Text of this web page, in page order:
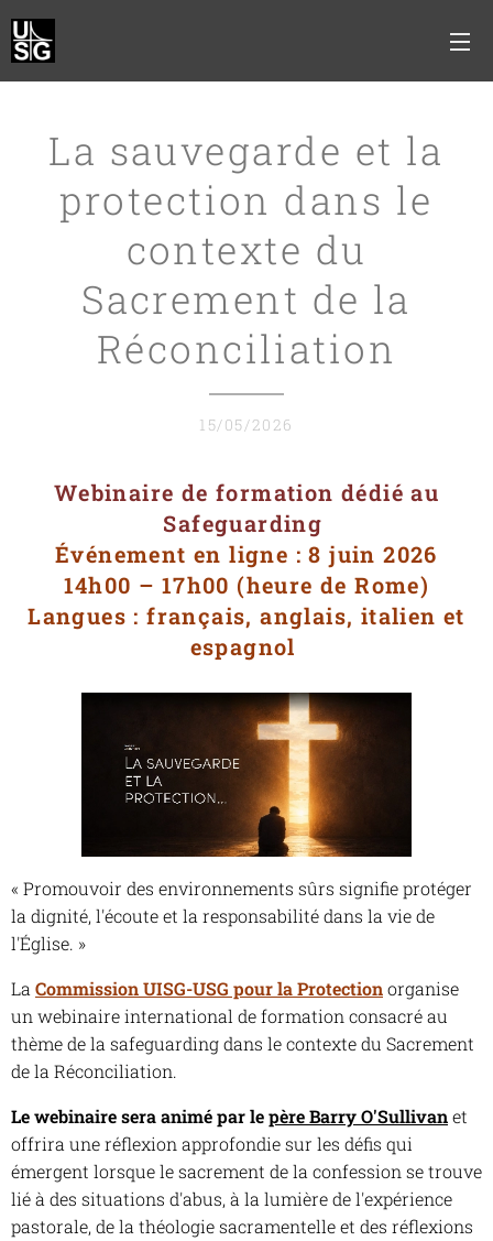
La sauvegarde et la
protection dans le
contexte du
Sacrement de la
Réconciliation
15/05/2026
Webinaire de formation dédié au
Safeguarding
Événement en ligne : 8 juin 2026
14h00 – 17h00 (heure de Rome)
Langues : français, anglais, italien et
espagnol
« Promouvoir des environnements sûrs signifie protéger
la dignité, l'écoute et la responsabilité dans la vie de
l'Église. »
LaCommission UISG-USG pour la Protectionorganise
un webinaire international de formation consacré au
thème de la safeguarding dans le contexte du Sacrement
de la Réconciliation.
Le webinaire sera animé par lepère Barry O'Sullivanet
offrira une réflexion approfondie sur les défis qui
émergent lorsque le sacrement de la confession se trouve
lié à des situations d'abus, à la lumière de l'expérience
pastorale, de la théologie sacramentelle et des réflexions